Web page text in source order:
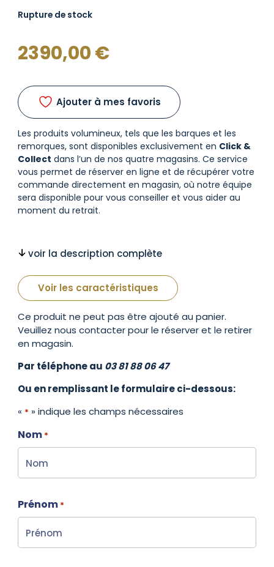
Rupture de stock
2390,00€
Ajouter à mes favoris
Les produits volumineux, tels que les barques et les
remorques, sont disponibles exclusivement en Click &
Collect dans l’un de nos quatre magasins. Ce service
vous permet de réserver en ligne et de récupérer votre
commande directement en magasin, où notre équipe
sera disponible pour vous conseiller et vous aider au
moment du retrait.
voir la description complète
Voir les caractéristiques
Ce produit ne peut pas être ajouté au panier.
Veuillez nous contacter pour le réserver et le retirer
en magasin.
Par téléphone au 03 81 88 06 47
Ou en remplissant le formulaire ci-dessous:
« * » indique les champs nécessaires
Nom *
Prénom *